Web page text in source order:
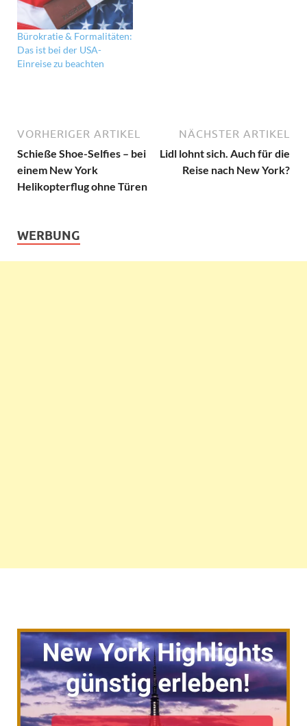
Bürokratie & Formalitäten:
Das ist bei der USA-
Einreise zu beachten
VORHERIGER ARTIKEL
Schieße Shoe-Selfies – bei
einem New York
Helikopterflug ohne Türen
NÄCHSTER ARTIKEL
Lidl lohnt sich. Auch für die
Reise nach New York?
WERBUNG